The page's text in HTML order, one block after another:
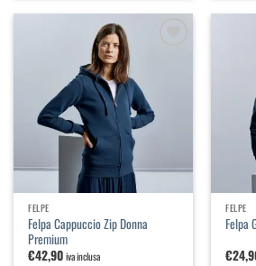
FELPE
Felpa Cappuccio Zip Donna
Premium
€42,90iva inclusa
FELPE
Felpa
€